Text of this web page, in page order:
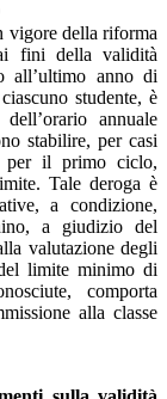
vigore della riforma
fini della validità
all’ultimo anno di
studente, è
annuale
stabilire, per casi
per il primo ciclo,
Tale deroga è
a condizione,
a giudizio del
valutazione degli
limite minimo di
comporta
alla classe